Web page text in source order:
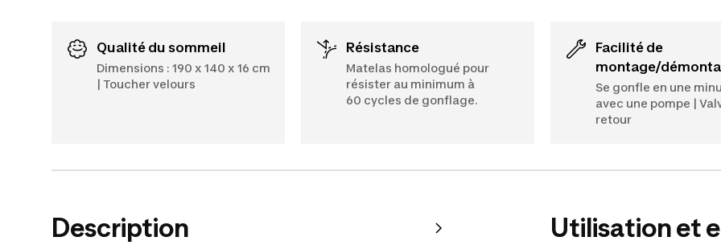
Qualité du sommeil
Dimensions : 190 x 140 x 16 cm
| Toucher velours
Résistance
Matelas homologué pour
résister au minimum à
60 cycles de gonflage.
Facilité de
montage/
Se gonfle en une
avec une pompe |
retour
Description
Utilisation et